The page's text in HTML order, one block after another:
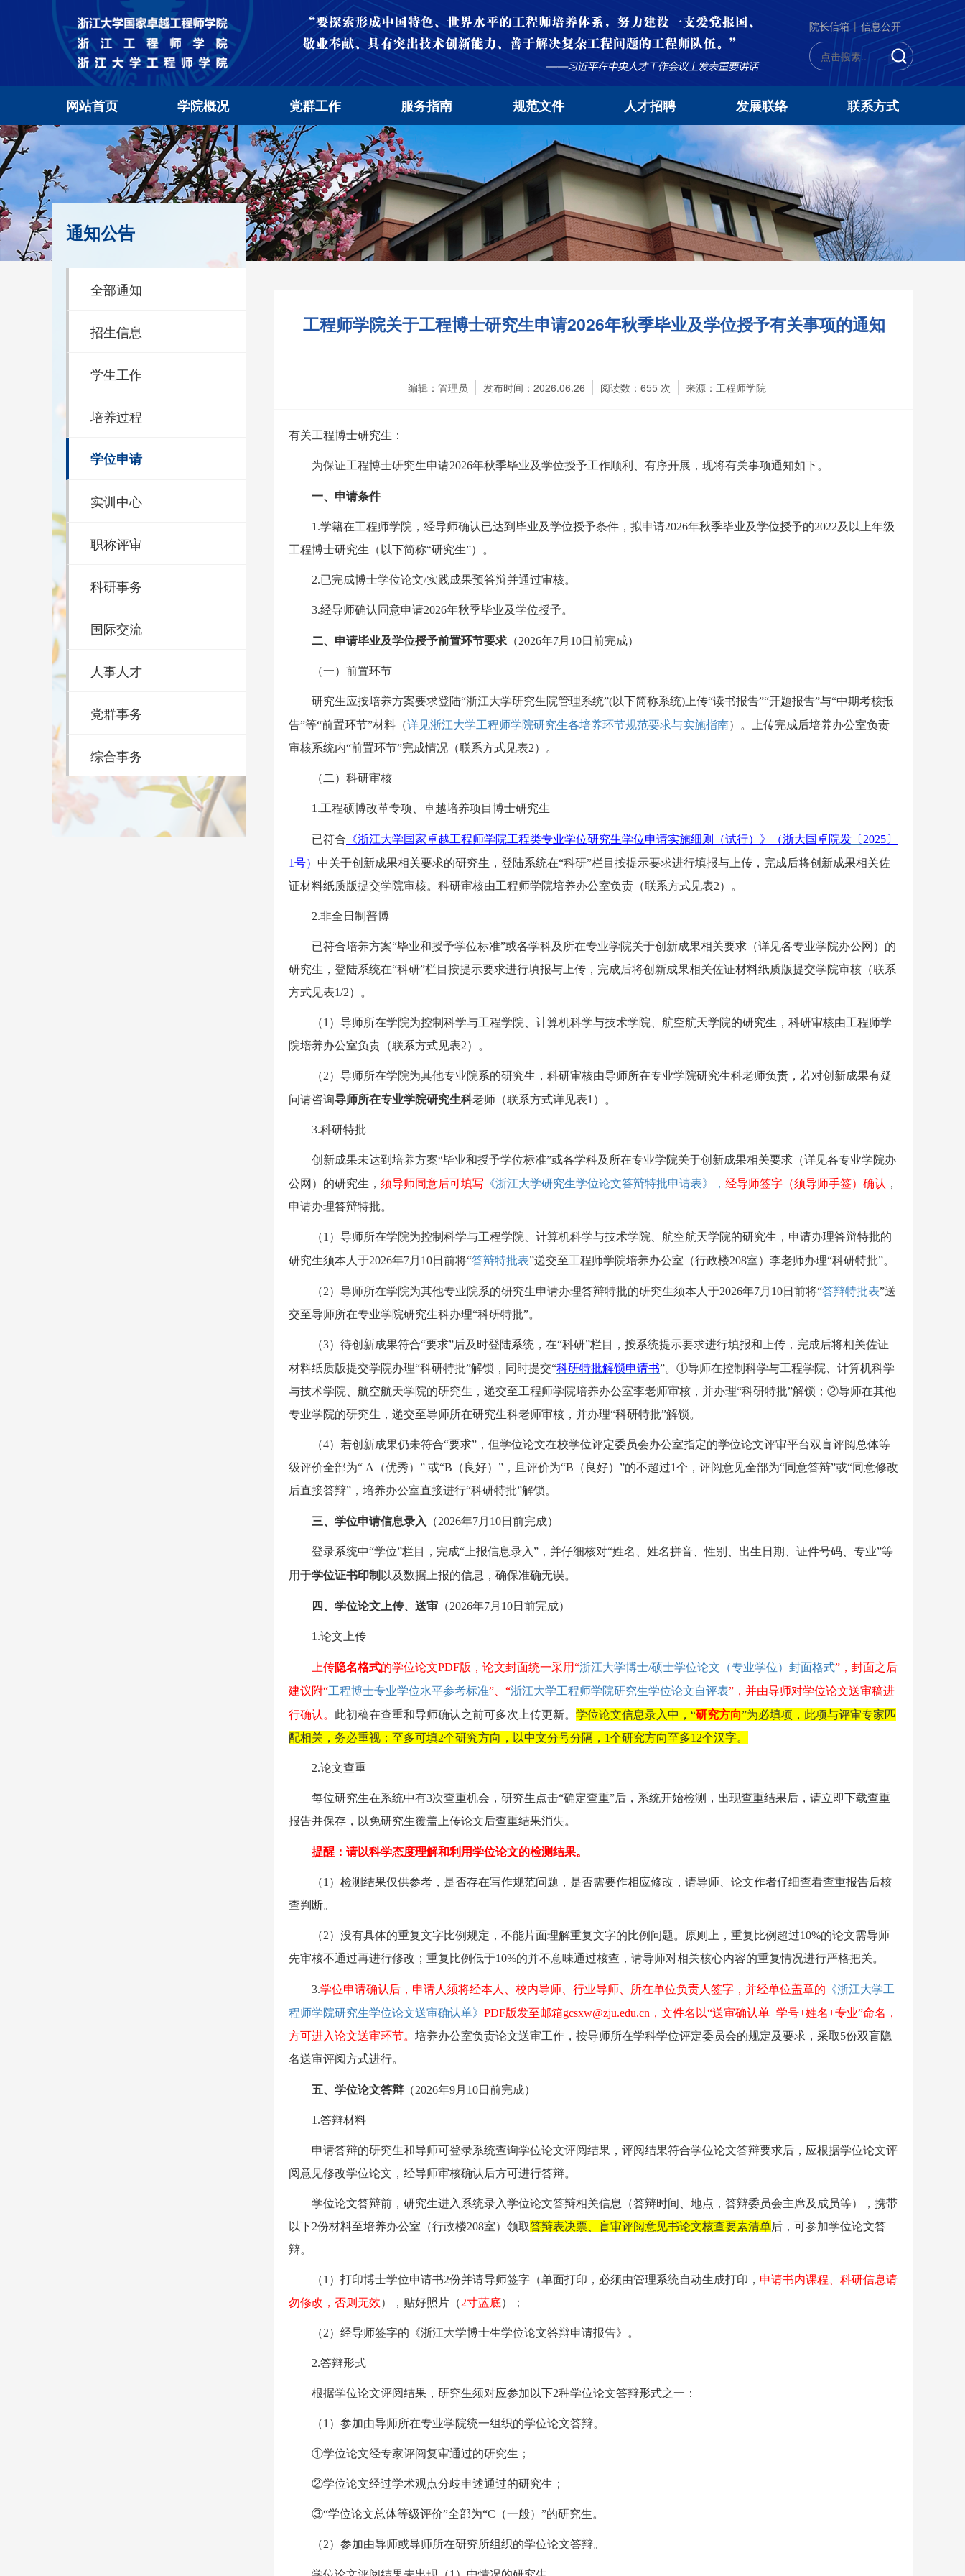
院长信箱|信息公开
网站首页 学院概况 党群工作 服务指南 规范文件 人才招聘 发展联络 联系方式
通知公告
全部通知
招生信息
学生工作
培养过程
学位申请
实训中心
职称评审
科研事务
国际交流
人事人才
党群事务
综合事务
工程师学院关于工程博士研究生申请2026年秋季毕业及学位授予有关事项的通知
编辑：管理员 发布时间：2026.06.26 阅读数： 655 次 来源：工程师学院
有关工程博士研究生：
为保证工程博士研究生申请2026年秋季毕业及学位授予工作顺利、有序开展，现将有关事项通知如下。
一、申请条件
1.学籍在工程师学院 ， 经导师确认已达到毕业及学位授予条件 ， 拟申请2026年秋季毕业及学位授予的2022及以上年级
工程博士研究生（以下简称“研究生”）。
2.已完成博士学位论文/实践成果预答辩并通过审核。
3.经导师确认同意申请2026年秋季毕业及学位授予。
二、申请毕业及学位授予前置环节要求 （2026年7月 10日前完成）
（一）前置环节
研究生应按培养方案要求登陆“浙江大学研究生院管理系统”(以下简称系统) 上传“读书报告”“开题报告”与“中期考核报
告”等“前置环节”材料 （详见浙江大学工程师学院研究生各培养环节规范要求与实施指南） 。
上传完成后培养办公室负责
审核系统内“前置环节”完成情况 （联系方式见表2） 。
（二）科研审核
1.工程硕博改革专项、卓越培养项目博士研究生
已符合 《浙江大学国家卓越工程师学院工程类专业学位研究生学位申请实施细则（试行） 》（浙大国卓院发〔 2025〕
1号） 中关于创新成果相关要求的研究生，登陆系统在“科研”栏目按提示要求进行填报与 上传，完成后将创新成果相关佐
证材料纸质版提交学院审核。 科研审核由工程师学院培养办公室负责（联系方式见表2） 。
2.非全日制普博
已符合培养方案“毕业和授予学位标准”或各学科及所在专业学院关于创新成果相关要求（详见各专业学院办公网） 的
研究生 ，登陆系统在“科研”栏目按提示要求进行填报与 上传，完成后将创新成果相关佐证材料纸质版提交学院审核 （联系
方式见表1/2） 。
（1 ）导师所在学院为控制科学与工程学院、计算机科学与技术学院、航空航天学院的研究生， 科研审核由工程师学
院培养办公室负责（联系方式见表2） 。
（2）导师所在学院为其他专业院系的研究生， 科研审核由导师所在专业学院研究生科老师负责， 若对创新成果有疑
问请咨询导师所在专业学院研究生科老师 （联系方式详见表1 ）。
3.科研特批
创新成果未达到培养方案“毕业和授予学位标准”或各学科及所在专业学院关于创新成果相关要求（详见各专业学院办
公网） 的研究生 ， 须导师同意后可填写 《浙江大学研究生学位论文答辩特批申请表》 ， 经导师签字 （须导师手签）确认 ，
申请办理答辩特批。
（1）导师所在学院为控制科学与工程学院、计算机科学与技术学院、航空航天学院的研究生，申请办理答辩特批的
研究生须本人于2026年7月10日前将“答辩特批表”递交至工程师学院培养办公室（行政楼208室）李老师办理“科研特批”。
（2）导师所在学院为其他专业院系的研究生申请办理答辩特批的研究生须本人于2026年7月10日前将“答辩特批表”送
交至导师所在专业学院研究生科办理“科研特批”。
（3）待创新成果符合“要求”后及时登陆系统，在“科研”栏目，按系统提示要求进行填报和上传，完成后将相关佐证
材料纸质版提交学院办理“科研特批”解锁 ，同时提交“科研特批解锁申请书”。 ①导师在控制科学与工程学院、计算机科学
与技术学院、航空航天学院的研究生，递交至工程师学院培养办公室李老师审核，并办理“科研特批”解锁；②导师在其他
专业学院的研究生，递交至导师所在研究生科老师审核，并办理“科研特批”解锁。
（4）若创新成果仍未符合“要求”，但学位论文在校学位评定委员会办公室指定的学位论文评审平台双盲评阅总体等
级评价全部为“ A （优秀）” 或“B （良好）”，且评价为“B （良好）”的不超过1个，评阅意见全部为“同意答辩”或“同意修改
后直接答辩”，培养办公室直接进行“科研特批”解锁。
三、学位申请信息录入 （2026年7月 10日 前完成）
登录系统中“学位”栏目，完成“上报信息录入”，并仔细核对“姓名、姓名拼音、性别、出生日期、证件号码、专业”等
用于学位证书印制 以及数据上报的信息，确保准确无误。
四、学位论文上传、送审 （2026年7月 10日 前完成）
1.论文上传
上传隐名格式的学位论文PDF版，论文封面统一采用“浙江大学博士/硕士学位论文（专业学位）封面格式”，封面之后
建议附“工程博士专业学位水平参考标准”、“浙江大学工程师学院研究生学位论文自评表”，并由导师对学位论文送审稿进
行确认。 此初稿在查重和导师确认之前可多次上传更新。 学位论文信息录入中， “研究方向”为必填项，此项与评审专家匹
配相关，务必重视 ； 至多可填2个研究方向，以中文分号分隔， 1个研究方向至多12个汉字。
2.论文查重
每位研究生在系统中有3次查重机会，研究生点击“确定查重”后，系统开始检测，出现查重结果后，请立即下载查重
报告并保存，以免研究生覆盖上传论文后查重结果消失。
提醒：请以科学态度理解和利用学位论文的检测结果。
（1 ）检测结果仅供参考，是否存在写作规范问题，是否需要作相应修改，请导师、论文作者仔细查看查重报告后核
查判断。
（2）没有具体的重复文字比例规定，不能片面理解重复文字的比例问题。原则上，重复比例超过10%的论文需导师
先审核不通过再进行修改 ； 重复比例低于10%的并不意味通过核查，请导师对相关核心内容的重复情况进行严格把关。
3.学位申请确认后，申请人须将经本人、校内导师、行业导师、所在单位负责人签字，并经单位盖章的 《浙江大学工
程师学院研究生学位论文送审确认单》 PDF版发至邮箱gcsxw@zju.edu.cn ，文件名以“送审确认单+学号+姓名+专业”命名，
方可进入论文送审环节。 培养办公室负责论文送审工作， 按导师所在学科学位评定委员会的规定及要求 ，采取5份双盲隐
名送审评阅方式进行。
五、学位论文答辩 （2026年9月 10日 前完成）
1.答辩材料
申请答辩的研究生和导师可登录系统查询学位论文评阅结果，评阅结果符合学位论文答辩要求后，应根据学位论文评
阅意见修改学位论文，经导师审核确认后方可进行答辩。
学位论文答辩前，研究生进入系统录入学位论文答辩相关信息（答辩时间、地点，答辩委员会主席及成员等）， 携带
以下2份材料至培养办公室（行政楼208室）领取答辩表决票、盲审评阅意见书论文核查要素清单后，可参加学位论文答
辩。
（1） 打印博士学位申请书2份并请导师签字 （单面打印，必须由管理系统自动生成打印， 申请书内课程、科研信息请
勿修改，否则无效），贴好照片（2寸蓝底） ；
（2） 经导师签字的《浙江大学博士生学位论文答辩申请报告》。
2.答辩形式
根据学位论文评阅结果，研究生须对应参加以下2种学位论文答辩形式之一：
（1 ）参加由导师所在专业学院统一组织的学位论文答辩。
①学位论文经专家评阅复审通过的研究生；
②学位论文经过学术观点分歧申述通过的研究生；
③“学位论文总体等级评价”全部为“C （一般）”的研究生。
（2）参加由导师或导师所在研究所组织的学位论文答辩。